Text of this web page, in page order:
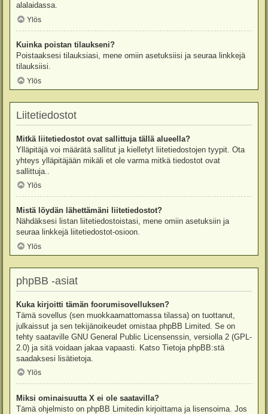
alalaidassa.
Ylös
Kuinka poistan tilaukseni?
Poistaaksesi tilauksiasi, mene omiin asetuksiisi ja seuraa linkkejä
tilauksiisi.
Ylös
Liitetiedostot
Mitkä liitetiedostot ovat sallittuja tällä alueella?
Ylläpitäjä voi määrätä sallitut ja kielletyt liitetiedostojen tyypit. Ota
yhteys ylläpitäjään mikäli et ole varma mitkä tiedostot ovat
sallittuja..
Ylös
Mistä löydän lähettämäni liitetiedostot?
Nähdäksesi listan liitetiedostoistasi, mene omiin asetuksiin ja
seuraa linkkejä liitetiedostot-osioon.
Ylös
phpBB -asiat
Kuka kirjoitti tämän foorumisovelluksen?
Tämä sovellus (sen muokkaamattomassa tilassa) on tuottanut,
julkaissut ja sen tekijänoikeudet omistaa phpBB Limited . Se on
tehty saataville GNU General Public Licensenssin, versiolla 2 (GPL-
2.0) ja sitä voidaan jakaa vapaasti. Katso Tietoja phpBB:stä
saadaksesi lisätietoja.
Ylös
Miksi ominaisuutta X ei ole saatavilla?
Tämä ohjelmisto on phpBB Limitedin kirjoittama ja lisensoima. Jos